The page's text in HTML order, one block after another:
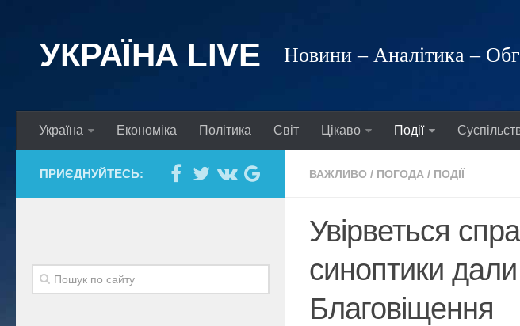
УКРАЇНА LIVE Новини – Аналітика –
Україна Економіка Політика Світ Цікаво Події
ВАЖЛИВО / ПОГОДА / ПОДІЇ
Увірветься
синоптики
Благовіщення
ПРИЄДНУЙТЕСЬ: